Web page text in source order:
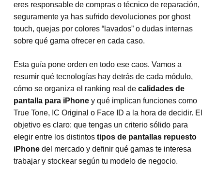
eres responsable de compras o técnico de reparación,
seguramente ya has sufrido devoluciones por ghost
touch, quejas por colores “lavados” o dudas internas
sobre qué gama ofrecer en cada caso.
Esta guía pone orden en todo ese caos. Vamos a
resumir qué tecnologías hay detrás de cada módulo,
cómo se organiza el ranking real de calidades de
pantalla para iPhone y qué implican funciones como
True Tone, IC Original o Face ID a la hora de decidir. El
objetivo es claro: que tengas un criterio sólido para
elegir entre los distintos tipos de pantallas repuesto
iPhone del mercado y definir qué gamas te interesa
trabajar y stockear según tu modelo de negocio.